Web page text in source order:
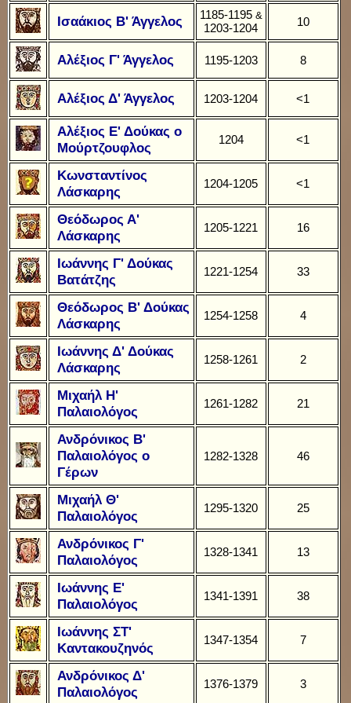
Ισαάκιος Β' Άγγελος 1185-1195 &
1203-1204 10
Αλέξιος Γ' Άγγελος 1195-1203 8
Αλέξιος Δ' Άγγελος 1203-1204 <1
Αλέξιος Ε' Δούκας ο
Μούρτζουφλος
1204 <1
Κωνσταντίνος
Λάσκαρης
1204-1205 <1
Θεόδωρος Α'
Λάσκαρης
1205-1221 16
Ιωάννης Γ' Δούκας
Βατάτζης
1221-1254 33
Θεόδωρος Β' Δούκας
Λάσκαρης
1254-1258 4
Ιωάννης Δ' Δούκας
Λάσκαρης
1258-1261 2
Μιχαήλ Η'
Παλαιολόγος
1261-1282 21
Ανδρόνικος B'
Παλαιολόγος ο
Γέρων
1282-1328 46
Μιχαήλ Θ'
Παλαιολόγος
1295-1320 25
Ανδρόνικος Γ'
Παλαιολόγος
1328-1341 13
Ιωάννης Ε'
Παλαιολόγος
1341-1391 38
Ιωάννης ΣΤ'
Καντακουζηνός
1347-1354 7
Ανδρόνικος Δ'
Παλαιολόγος
1376-1379 3